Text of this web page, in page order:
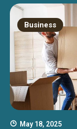
Business
May 18, 2025